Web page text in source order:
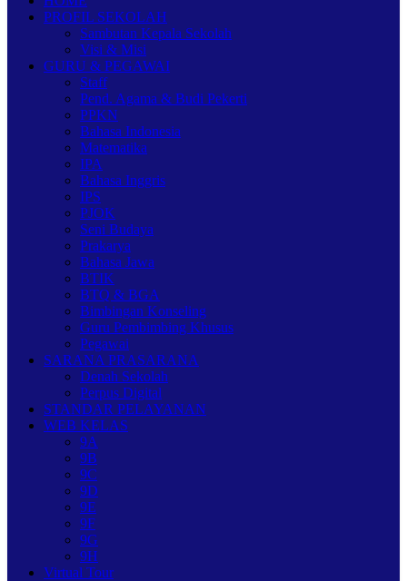
PROFIL SEKOLAH
Sambutan Kepala Sekolah
Visi & Misi
GURU & PEGAWAI
Staff
Pend. Agama & Budi Pekerti
PPKN
Bahasa Indonesia
Matematika
IPA
Bahasa Inggris
IPS
PJOK
Seni Budaya
Prakarya
Bahasa Jawa
BTIK
BTQ & BGA
Bimbingan Konseling
Guru Pembimbing Khusus
Pegawai
SARANA PRASARANA
Denah Sekolah
Perpus Digital
STANDAR PELAYANAN
WEB KELAS
9A
9B
9C
9D
9E
9F
9G
9H
Virtual Tour